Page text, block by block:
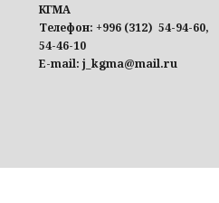
КГМА
Телефон: +996 (312) 54-94-60,
54-46-10
E-mail: j_kgma@mail.ru